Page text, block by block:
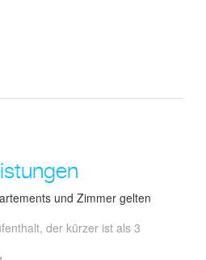
und Zimmer gelten
der kürzer ist als 3